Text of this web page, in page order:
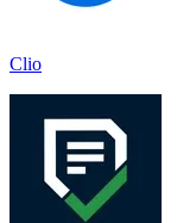
Clio